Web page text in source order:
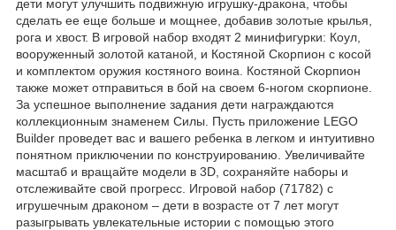
дети могут улучшить подвижную игрушку-дракона, чтобы
сделать ее еще больше и мощнее, добавив золотые крылья,
рога и хвост. В игровой набор входят 2 минифигурки: Коул,
вооруженный золотой катаной, и Костяной Скорпион с косой
и комплектом оружия костяного воина. Костяной Скорпион
также может отправиться в бой на своем 6-ногом скорпионе.
За успешное выполнение задания дети награждаются
коллекционным знаменем Силы. Пусть приложение LEGO
Builder проведет вас и вашего ребенка в легком и интуитивно
понятном приключении по конструированию. Увеличивайте
масштаб и вращайте модели в 3D, сохраняйте наборы и
отслеживайте свой прогресс. Игровой набор (71782) с
игрушечным драконом – дети в возрасте от 7 лет могут
разыгрывать увлекательные истории с помощью этого